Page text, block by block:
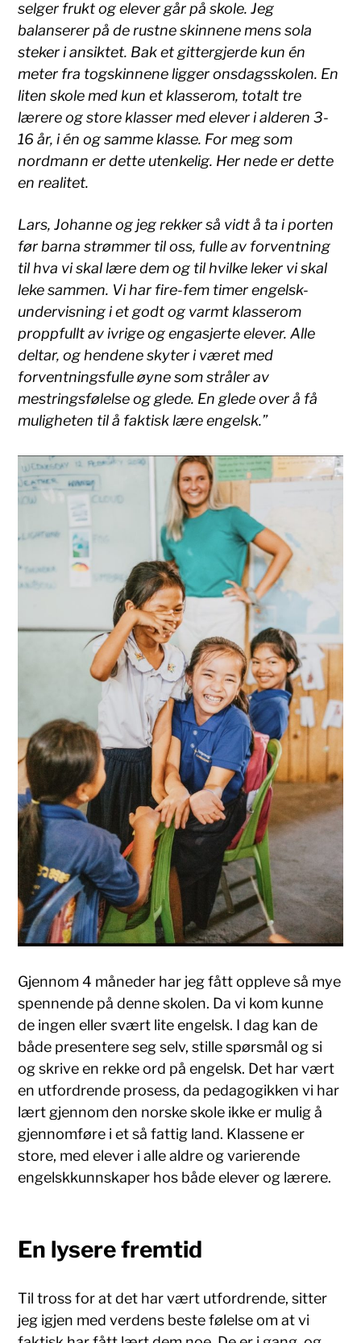
selger frukt og elever går på skole. Jeg
balanserer på de rustne skinnene mens sola
steker i ansiktet. Bak et gittergjerde kun én
meter fra togskinnene ligger onsdagsskolen. En
liten skole med kun et klasserom, totalt tre
lærere og store klasser med elever i alderen 3-
16 år, i én og samme klasse. For meg som
nordmann er dette utenkelig. Her nede er dette
en realitet.
Lars, Johanne og jeg rekker så vidt å ta i porten
før barna strømmer til oss, fulle av forventning
til hva vi skal lære dem og til hvilke leker vi skal
leke sammen. Vi har fire-fem timer engelsk-
undervisning i et godt og varmt klasserom
proppfullt av ivrige og engasjerte elever. Alle
deltar, og hendene skyter i været med
forventningsfulle øyne som stråler av
mestringsfølelse og glede. En glede over å få
muligheten til å faktisk lære engelsk.”
Gjennom 4 måneder har jeg fått oppleve så mye
spennende på denne skolen. Da vi kom kunne
de ingen eller svært lite engelsk. I dag kan de
både presentere seg selv, stille spørsmål og si
og skrive en rekke ord på engelsk. Det har vært
en utfordrende prosess, da pedagogikken vi har
lært gjennom den norske skole ikke er mulig å
gjennomføre i et så fattig land. Klassene er
store, med elever i alle aldre og varierende
engelskkunnskaper hos både elever og lærere.
En lysere fremtid
Til tross for at det har vært utfordrende, sitter
jeg igjen med verdens beste følelse om at vi